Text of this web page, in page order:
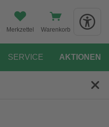
Merkzettel Warenkorb
SERVICE AKTIONEN